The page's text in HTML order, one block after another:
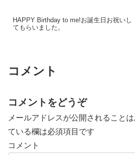
HAPPY Birthday to me!お誕生日お祝いし
てもらいました。
コメント
コメントをどうぞ
メールアドレスが公開されることは
ている欄は必須項目です
コメント